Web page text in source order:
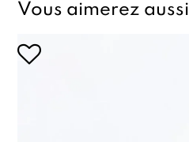
Vous aimerez aussi